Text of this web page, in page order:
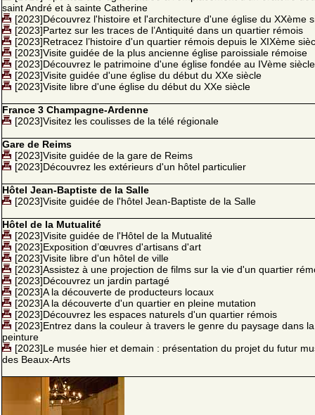
saint André et à sainte Catherine
[2023]Découvrez l'histoire et l'architecture d'une église du XXème
[2023]Partez sur les traces de l’Antiquité dans un quartier rémois
[2023]Retracez l’histoire d'un quartier rémois depuis le XIXème
[2023]Visite guidée de la plus ancienne église paroissiale rémoise
[2023]Découvrez le patrimoine d'une église fondée au IVème siècle
[2023]Visite guidée d'une église du début du XXe siècle
[2023]Visite libre d'une église du début du XXe siècle
France 3 Champagne-Ardenne
[2023]Visitez les coulisses de la télé régionale
Gare de Reims
[2023]Visite guidée de la gare de Reims
[2023]Découvrez les extérieurs d'un hôtel particulier
Hôtel Jean-Baptiste de la Salle
[2023]Visite guidée de l'hôtel Jean-Baptiste de la Salle
Hôtel de la Mutualité
[2023]Visite guidée de l'Hôtel de la Mutualité
[2023]Exposition d’œuvres d'artisans d'art
[2023]Visite libre d'un hôtel de ville
[2023]Assistez à une projection de films sur la vie d'un quartier
[2023]Découvrez un jardin partagé
[2023]A la découverte de producteurs locaux
[2023]A la découverte d'un quartier en pleine mutation
[2023]Découvrez les espaces naturels d'un quartier rémois
[2023]Entrez dans la couleur à travers le genre du paysage dans la
peinture
[2023]Le musée hier et demain : présentation du projet du futur
des Beaux-Arts